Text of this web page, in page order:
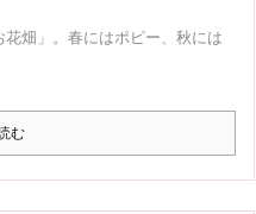
畑」。春にはポピー、秋には
む